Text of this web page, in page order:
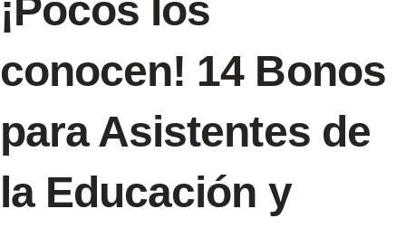
¡Pocos los
conocen! 14 Bonos
para Asistentes de
la Educación y